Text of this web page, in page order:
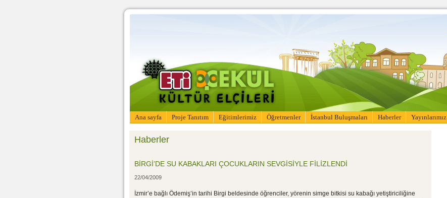
Ana sayfa Proje Tanıtım Eğitimlerimiz Öğretmenler İstanbul Buluşmaları Haberler Yayınlarımız
Haberler
BİRGİ’DE SU KABAKLARI ÇOCUKLARIN SEVGİSİYLE FİLİZLENDİ
22/04/2009
İzmir’e bağlı Ödemiş’in tarihi Birgi beldesinde öğrenciler, yörenin simge bitkisi su kabağı yetiştiriciliğine